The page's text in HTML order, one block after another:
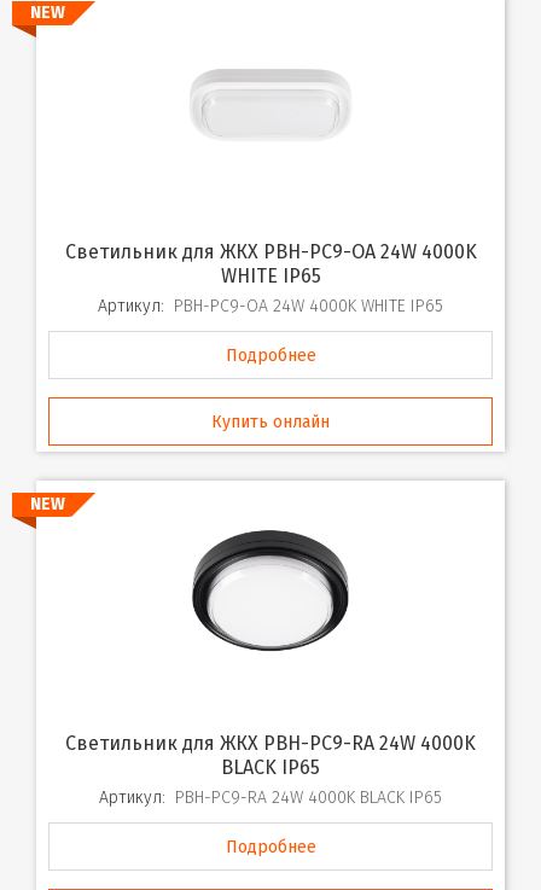
NEW
Светильник для ЖКХ PBH-PC9-OA 24W 4000K
WHITE IP65
Артикул: PBH-PC9-OA 24W 4000K WHITE IP65
Подробнее
Купить онлайн
NEW
Светильник для ЖКХ PBH-PC9-RA 24W 4000K
BLACK IP65
Артикул: PBH-PC9-RA 24W 4000K BLACK IP65
Подробнее